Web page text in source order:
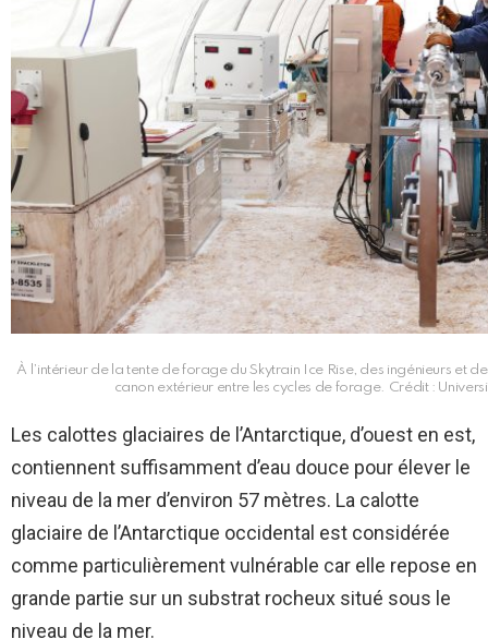
À l’intérieur de la tente de forage du Skytrain Ice Rise, des ingénieurs et
canon extérieur entre les cycles de forage. Crédit :
Les calottes glaciaires de l’Antarctique, d’ouest en est,
contiennent suffisamment d’eau douce pour élever le
niveau de la mer d’environ 57 mètres. La calotte
glaciaire de l’Antarctique occidental est considérée
comme particulièrement vulnérable car elle repose en
grande partie sur un substrat rocheux situé sous le
niveau de la mer.